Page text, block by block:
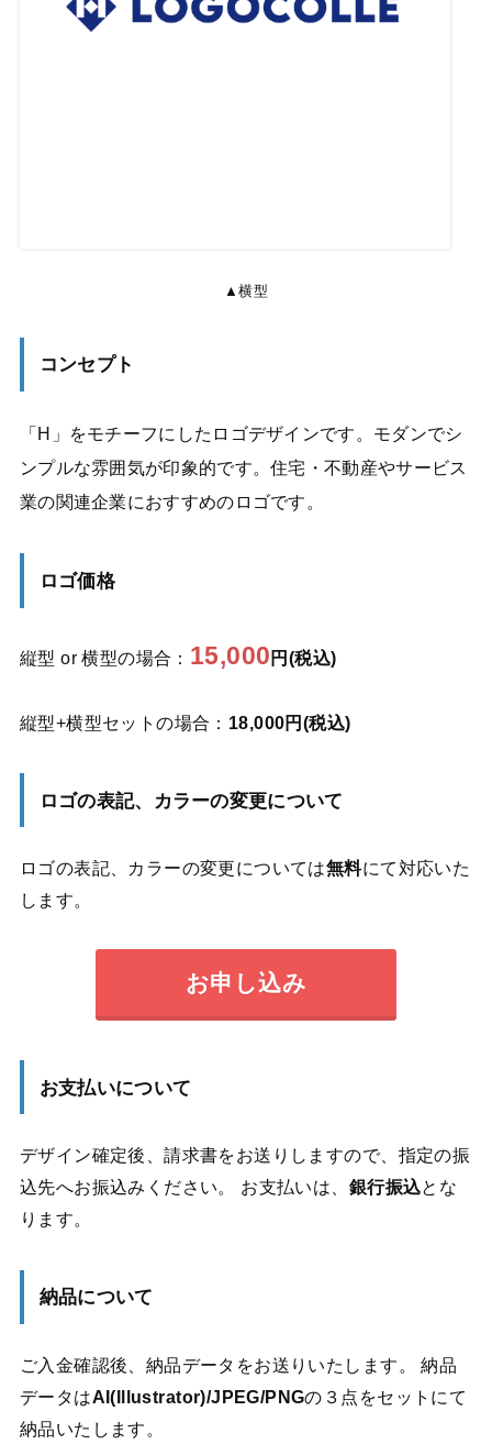
▲横型
コンセプト
「H」をモチーフにしたロゴデザインです。モダンでシ
ンプルな雰囲気が印象的です。住宅・不動産やサービス
業の関連企業におすすめのロゴです。
ロゴ価格
縦型 or 横型の場合： 15,000 円(税込)
縦型+横型セットの場合： 18,000円(税込)
ロゴの表記、カラーの変更について
ロゴの表記、カラーの変更については無料にて対応いた
します。
お申し込み
お支払いについて
デザイン確定後、請求書をお送りしますので、指定の振
込先へお振込みください。 お支払いは、 銀行振込とな
ります。
納品について
ご入金確認後、納品データをお送りいたします。 納品
データはAI(Illustrator)/JPEG/PNGの３点をセットにて
納品いたします。